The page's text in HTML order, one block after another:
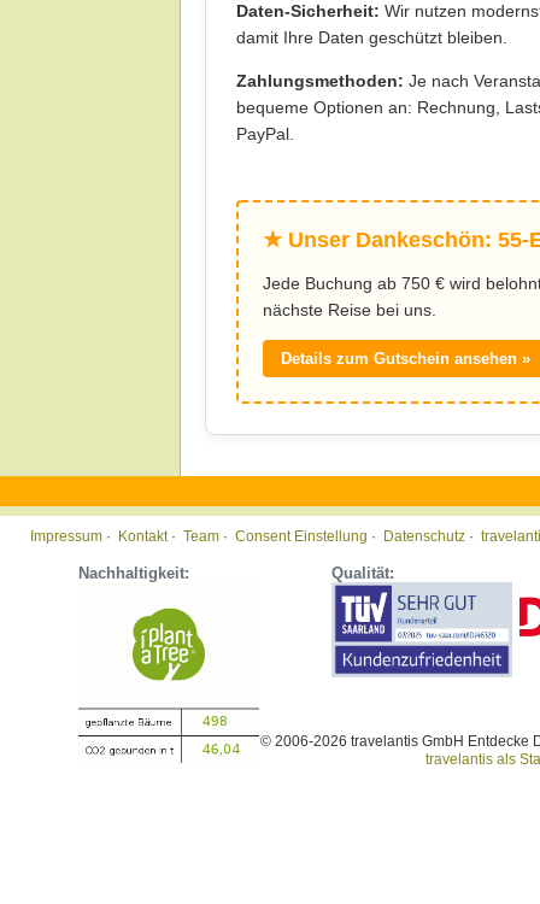
Daten-Sicherheit: Wir nutzen
damit Ihre Daten geschützt bleiben.
Zahlungsmethoden: Je nach
bequeme Optionen an: Rechnung,
PayPal.
★ Unser Dankeschön: 55-
Jede Buchung ab 750 € wird
nächste Reise bei uns.
Details zum Gutschein ansehen »
Impressum · Kontakt· Team · Consent Einstellung · Datenschutz ·
Nachhaltigkeit: Qualität:
© 2006-2026 travelantis GmbH Entdecke
travelantis als